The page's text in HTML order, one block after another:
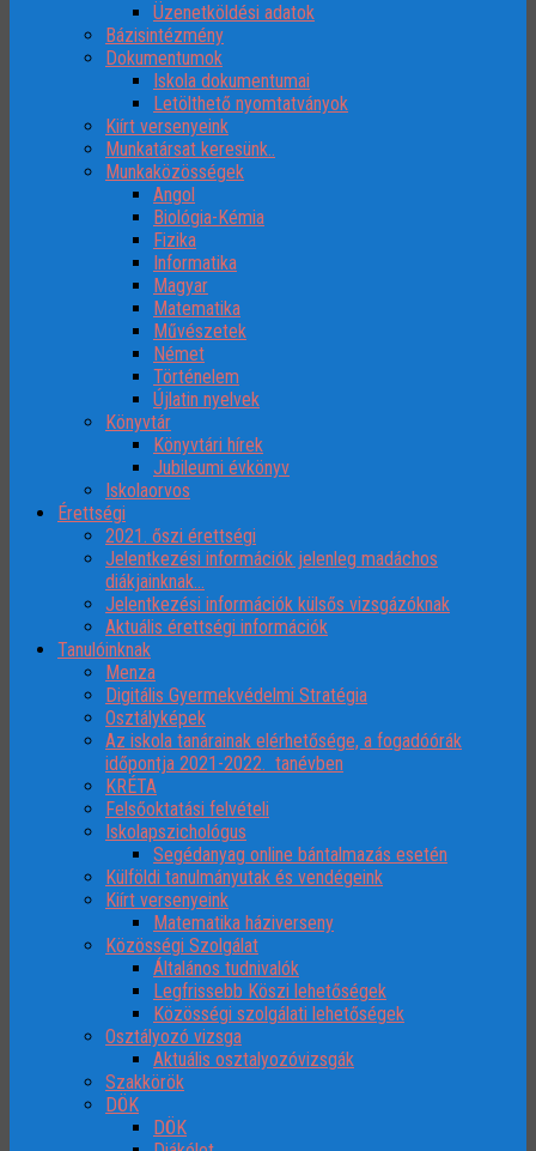
Üzenetköldési adatok
Bázisintézmény
Dokumentumok
Iskola dokumentumai
Letölthető nyomtatványok
Kiírt versenyeink
Munkatársat keresünk..
Munkaközösségek
Angol
Biológia-Kémia
Fizika
Informatika
Magyar
Matematika
Művészetek
Német
Történelem
Újlatin nyelvek
Könyvtár
Könyvtári hírek
Jubileumi évkönyv
Iskolaorvos
Érettségi
2021. őszi érettségi
Jelentkezési információk jelenleg madáchos
diákjainknak…
Jelentkezési információk külsős vizsgázóknak
Aktuális érettségi információk
Tanulóinknak
Menza
Digitális Gyermekvédelmi Stratégia
Osztályképek
Az iskola tanárainak elérhetősége, a fogadóórák
időpontja 2021-2022. tanévben
KRÉTA
Felsőoktatási felvételi
Iskolapszichológus
Segédanyag online bántalmazás esetén
Külföldi tanulmányutak és vendégeink
Kiírt versenyeink
Matematika háziverseny
Közösségi Szolgálat
Általános tudnivalók
Legfrissebb Köszi lehetőségek
Közösségi szolgálati lehetőségek
Osztályozó vizsga
Aktuális osztalyozóvizsgák
Szakkörök
DÖK
DÖK